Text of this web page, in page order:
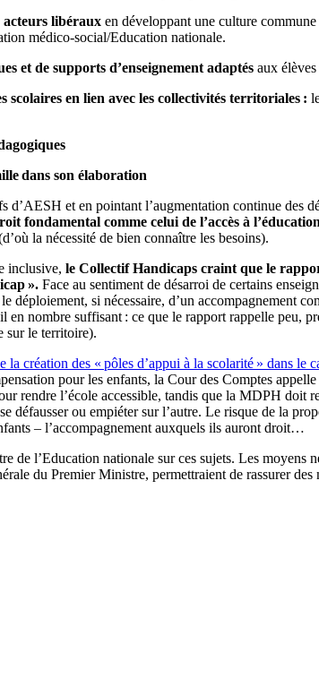
acteurs libéraux en développant une culture
médico-social/Education nationale.
et de supports d’enseignement adaptés aux
scolaires en lien avec les collectivités territoriales :
dans son élaboration
d’AESH et en pointant l’augmentation continue des
fondamental comme celui de l’accès à l’éducation
la nécessité de bien connaître les besoins).
inclusive, le Collectif Handicaps craint que le
». Face au sentiment de désarroi de certains
déploiement, si nécessaire, d’un accompagnement
en nombre suffisant : ce que le rapport rappelle peu,
sur le territoire).
la création des « pôles d’appui à la scolarité » dans le
pour les enfants, la Cour des Comptes appelle
rendre l’école accessible, tandis que la MDPH doit
défausser ou empiéter sur l’autre. Le risque de la
– l’accompagnement auxquels ils auront droit…
l’Education nationale sur ces sujets. Les moyens
du Premier Ministre, permettraient de rassurer